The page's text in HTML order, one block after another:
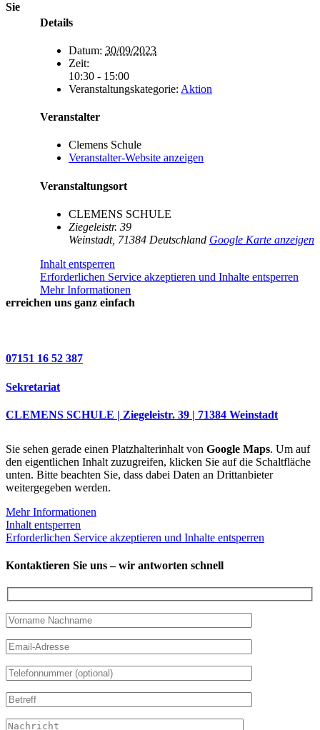
Details
Datum: 30/09/2023
Zeit:
10:30 - 15:00
Veranstaltungskategorie: Aktion
Veranstalter
Clemens Schule
Veranstalter-Website anzeigen
Veranstaltungsort
CLEMENS SCHULE
Ziegeleistr. 39
Weinstadt, 71384 Deutschland Google Karte anzeigen
Inhalt entsperren
Erforderlichen Service akzeptieren und Inhalte entsperren
Mehr Informationen
Sie
erreichen uns ganz einfach
07151 16 52 387
Sekretariat
CLEMENS SCHULE | Ziegeleistr. 39 | 71384 Weinstadt
Sie sehen gerade einen Platzhalterinhalt von Google Maps. Um auf
den eigentlichen Inhalt zuzugreifen, klicken Sie auf die Schaltfläche
unten. Bitte beachten Sie, dass dabei Daten an Drittanbieter
weitergegeben werden.
Mehr Informationen
Inhalt entsperren
Erforderlichen Service akzeptieren und Inhalte entsperren
Kontaktieren Sie uns – wir antworten schnell